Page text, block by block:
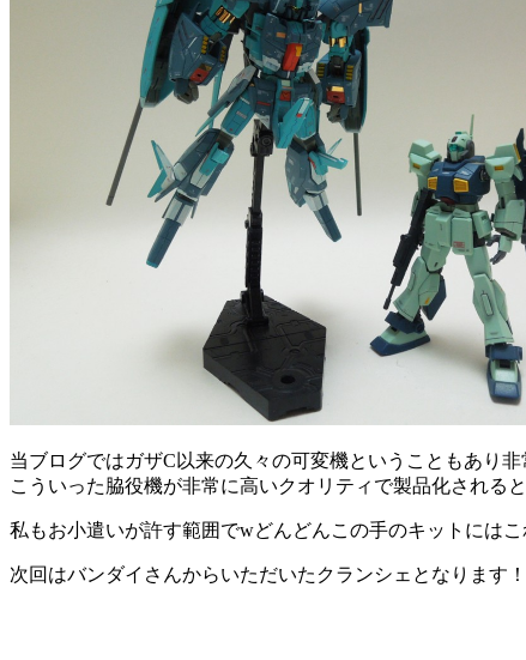
当ブログではガザC以来の久々の可変機ということもあり
こういった脇役機が非常に高いクオリティで製品化される
私もお小遣いが許す範囲でwどんどんこの手のキットには
次回はバンダイさんからいただいたクランシェとなります